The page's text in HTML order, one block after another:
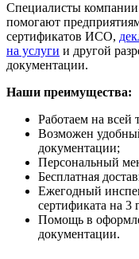
Специалисты
помогают
сертификатов ИСО,
на услуги и другой
документации.
Наши преимущества:
Работаем на
Возможен
документации;
Персональный
Бесплатная
Ежегодный
сертификата на 3
Помощь в
документации.